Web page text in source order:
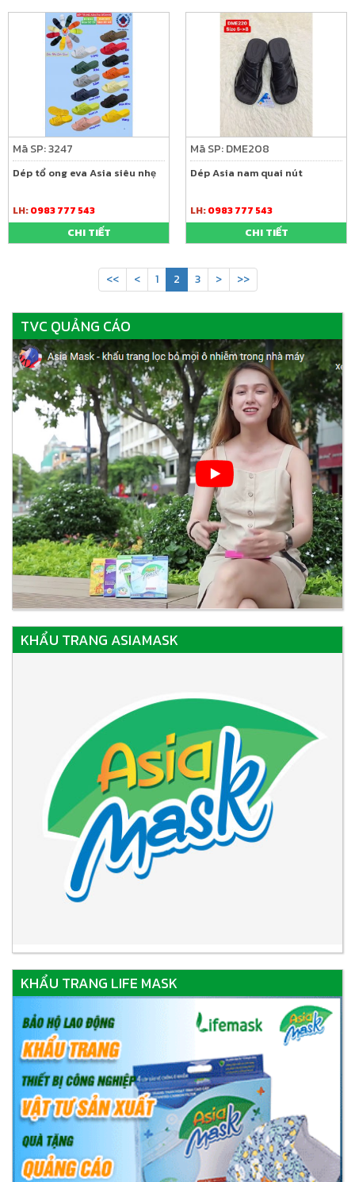
Mã SP: 3247
Dép tổ ong eva Asia siêu nhẹ
LH:0983 777 543
CHI TIẾT
Mã SP: DME208
Dép Asia nam quai nút
LH:0983 777 543
CHI TIẾT
<< < 1 2 3 > >>
TVC QUẢNG CÁO
KHẨU TRANG ASIAMASK
KHẨU TRANG LIFE MASK